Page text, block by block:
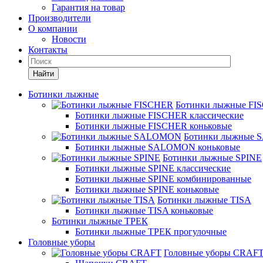
Гарантия на товар
Производители
О компании
Новости
Контакты
Найти
Ботинки лыжные
Ботинки лыжные
Ботинки лыжные FISCHER классические
Ботинки лыжные FISCHER коньковые
Ботинки лыжные
Ботинки лыжные SALOMON коньковые
Ботинки лыжные SPINE
Ботинки лыжные SPINE классические
Ботинки лыжные SPINE комбинированные
Ботинки лыжные SPINE коньковые
Ботинки лыжные TISA
Ботинки лыжные TISA коньковые
Ботинки лыжные ТРЕК
Ботинки лыжные ТРЕК прогулочные
Головные уборы
Головные уборы